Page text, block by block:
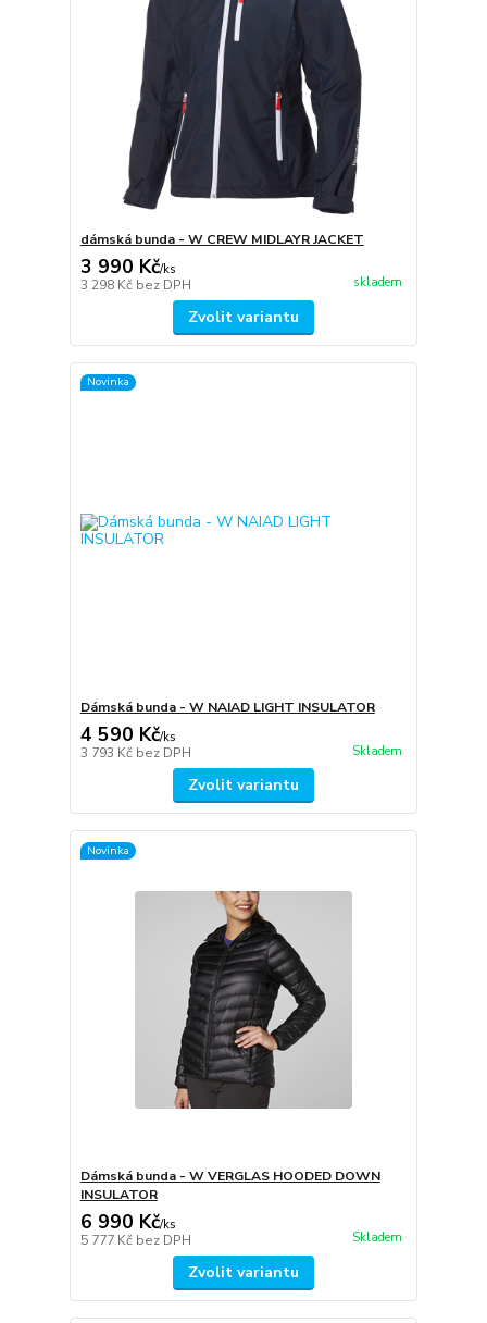
dámská bunda - W CREW MIDLAYR JACKET
3 990 Kč/ks
3 298 Kč bez DPH skladem
Zvolit variantu
Novinka
Dámská bunda - W NAIAD LIGHT INSULATOR
4 590 Kč/ks
3 793 Kč bez DPH Skladem
Zvolit variantu
Novinka
Dámská bunda - W VERGLAS HOODED DOWN
INSULATOR
6 990 Kč/ks
5 777 Kč bez DPH Skladem
Zvolit variantu